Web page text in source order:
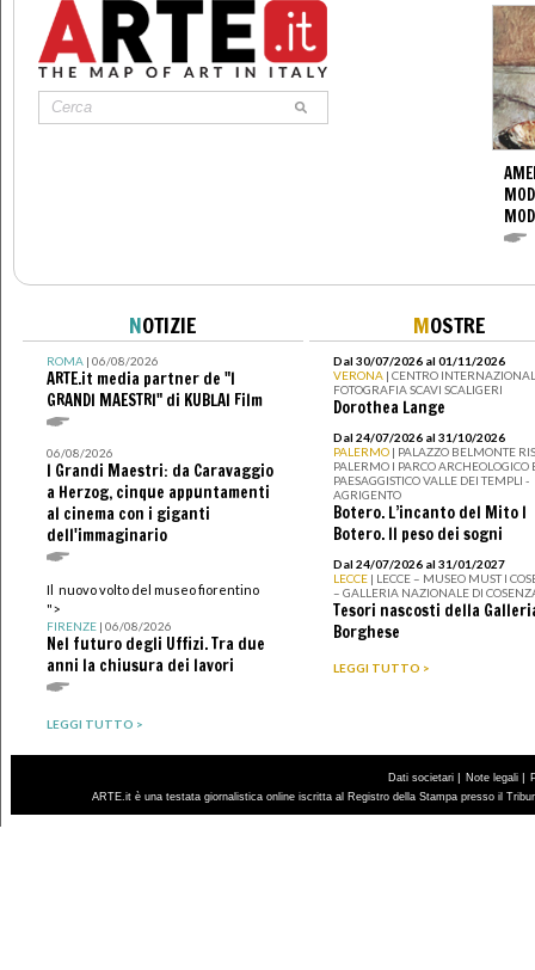
NOTIZIE
ROMA| 06/08/2026
ARTE.it media partner de "I
GRANDI MAESTRI" di KUBLAI Film
06/08/2026
I Grandi Maestri: da Caravaggio
a Herzog, cinque appuntamenti
al cinema con i giganti
dell'immaginario
Il nuovo volto del museo fiorentino
">
FIRENZE| 06/08/2026
Nel futuro degli Uffizi. Tra due
anni la chiusura dei lavori
LEGGI TUTTO >
MOSTRE
Dal 30/07/2026 al 01/11/2026
VERONA | CENTRO
FOTOGRAFIA SCAVI SCALIGERI
Dorothea Lange
Dal 24/07/2026 al 31/10/2026
PALERMO | PALAZZO BELMONTE
PALERMO I PARCO ARCHEOLOGICO
PAESAGGISTICO VALLE DEI TEMPLI -
AGRIGENTO
Botero. L’incanto del Mito I
Botero. Il peso dei sogni
Dal 24/07/2026 al 31/01/2027
LECCE | LECCE – MUSEO MUST I
– GALLERIA NAZIONALE DI
Tesori nascosti della
Borghese
LEGGI TUTTO >
Dati societari | Note legali |
ARTE.it è una testata giornalistica online iscritta al Registro della Stampa presso il